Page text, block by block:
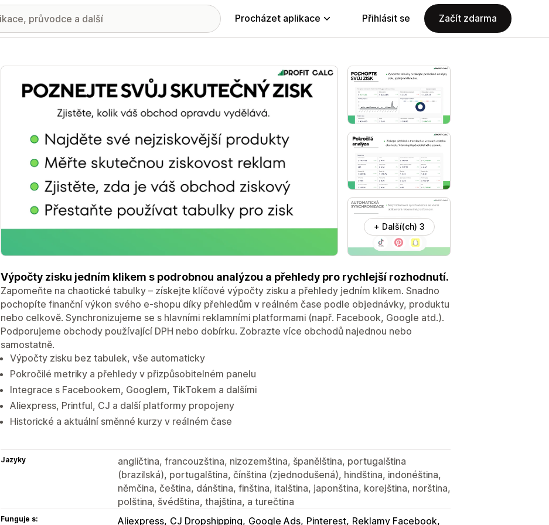
Procházet aplikace Přihlásit se Začít zdarma
Galerie propagovaných obrázků
+ Další(ch) 3
Výpočty zisku jedním klikem s podrobnou analýzou a přehledy pro rychlejší rozhodnutí.
Zapomeňte na chaotické tabulky – získejte klíčové výpočty zisku a přehledy jedním klikem. Snadno
pochopíte finanční výkon svého e-shopu díky přehledům v reálném čase podle objednávky, produktu
nebo celkově. Synchronizujeme se s hlavními reklamními platformami (např. Facebook, Google atd.).
Podporujeme obchody používající DPH nebo dobírku. Zobrazte více obchodů najednou nebo
samostatně.
Výpočty zisku bez tabulek, vše automaticky
Pokročilé metriky a přehledy v přizpůsobitelném panelu
Integrace s Facebookem, Googlem, TikTokem a dalšími
Aliexpress, Printful, CJ a další platformy propojeny
Historické a aktuální směnné kurzy v reálném čase
Jazyky
angličtina, francouzština, nizozemština, španělština, portugalština
(brazilská), portugalština, čínština (zjednodušená), hindština, indonéština,
němčina, čeština, dánština, finština, italština, japonština, korejština, norština,
polština, švédština, thajština, a turečtina
Funguje s: Aliexpress CJ Dropshipping Google Ads Pinterest Reklamy Facebook